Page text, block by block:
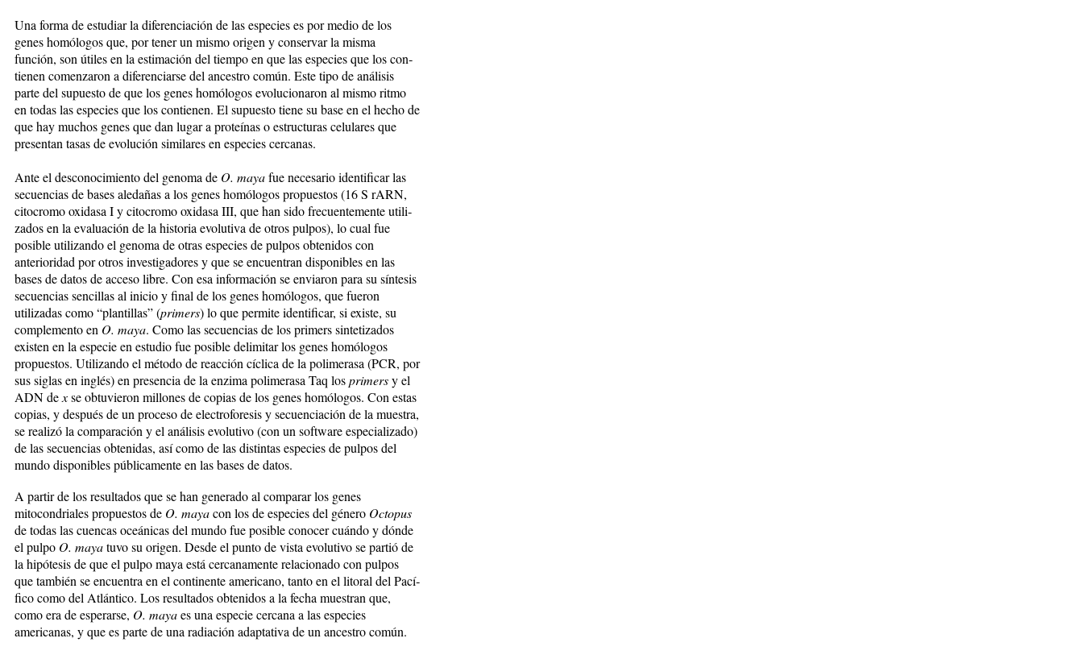
Una forma de es­tu­diar la di­fe­ren­cia­ción de las es­pe­cies es por medio de los
genes ho­mó­lo­gos que, por tener un mis­mo origen y conser­var la mis­ma
función, son útiles en la estimación del tiempo en que las especies que los con­
tie­nen comenzaron a diferen­ciar­se del ancestro común. ­Es­te tipo de análisis
parte del su­pues­to de que los genes ho­mó­lo­gos evolucionaron al mis­mo ritmo
en todas las especies que los contienen. El supuesto tiene su base en el hecho de
que hay muchos genes que dan lugar a proteínas o estruc­turas celulares que
presentan tasas de evolución similares en especies cercanas.
Ante el desconocimiento del genoma de O. mayafue ne­ce­sa­rio identificar las
se­cuen­cias de bases aledañas a los ge­nes homólogos pro­pues­tos (16 S rARN,
ci­to­cro­mo oxida­sa I y citocromo oxidasa III, que han sido frecuentemente uti­li­
za­dos en la evaluación de la his­to­ria evolutiva de otros pulpos), lo cual fue
posible utili­zan­do el genoma de otras es­pe­cies de pulpos obtenidos con
anterioridad por otros in­ves­ti­ga­do­res y que se en­cuen­tran disponibles en las
bases de da­tos de acceso libre. Con esa in­formación se enviaron para su síntesis
secuencias sen­cillas al inicio y final de los genes ho­mó­lo­gos, que fueron
utilizadas como “plantillas” (primers) lo que permite identificar, si ­existe, su
complemento en O. maya. Co­mo las secuencias de los pri­mers sintetizados
existen en la especie en estudio fue posible delimitar los genes ho­mó­lo­gos
propuestos. Utilizando el método de reacción cíclica de la polimerasa (PCR, por
sus siglas en inglés) en pre­sen­cia de la enzima polimerasa Taq losprimersy el
ADN dexse obtuvieron millones de copias de los genes homólogos. Con estas
copias, y después de un proceso de electrofo­re­sis y secuenciación de la mues­tra,
se realizó la comparación y el análisis evolutivo (con un soft­ware especializado)
de las secuencias obtenidas, así como de las distintas especies de pulpos del
mundo disponibles públicamente en las bases de datos.
A partir de los resultados que se han generado al com­pa­rar los genes
mitocondriales propuestos de O. mayacon los de especies del gé­nero Oc­topus
de todas las cuencas oceá­nicas del mundo fue posible conocer cuándo y dón­de
el pulpo O. mayatuvo su ori­gen. Desde el punto de vista evolutivo se partió de
la hipó­tesis de que el pulpo maya ­está cer­canamente relacionado con pul­pos
que también se en­cuen­tra en el continente ame­ri­ca­no, tanto en el litoral del Pa­cí­
fico como del Atlán­tico. Los resultados obtenidos a la fe­cha muestran que,
como era de es­perarse, O. mayaes una espe­cie cercana a las especies
americanas, y que es par­te de una radiación adaptativa de un ancestro común.